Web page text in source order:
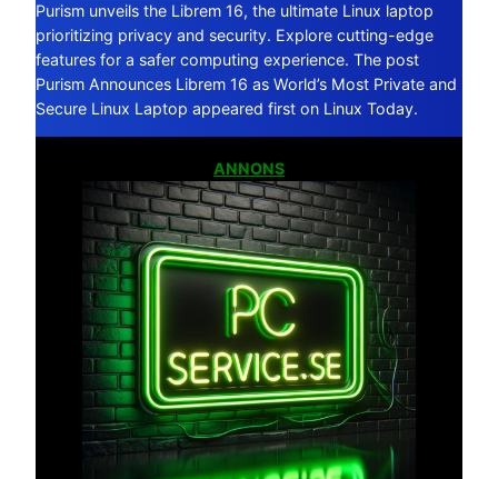
Purism unveils the Librem 16, the ultimate Linux laptop
prioritizing privacy and security. Explore cutting-edge
features for a safer computing experience. The post
Purism Announces Librem 16 as World’s Most Private and
Secure Linux Laptop appeared first on Linux Today.
ANNONS